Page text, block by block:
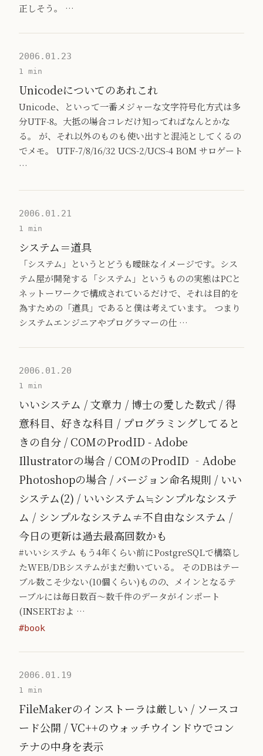
正しそう。 …
2006.01.23
1 min
Unicodeについてのあれこれ
Unicode、といって一番メジャーな文字符号化方式は多
分UTF-8。大抵の場合コレだけ知ってればなんとかな
る。 が、それ以外のものも使い出すと混沌としてくるの
でメモ。 UTF-7/8/16/32 UCS-2/UCS-4 BOM サロゲート
…
2006.01.21
1 min
システム＝道具
「システム」というとどうも曖昧なイメージです。シス
テム屋が開発する「システム」というものの実態はPCと
ネットーワークで構成されているだけで、それは目的を
為すための「道具」であると僕は考えています。 つまり
システムエンジニアやプログラマーの仕 …
2006.01.20
1 min
いいシステム / 文章力 / 博士の愛した数式 / 得
意科目、好きな科目 / プログラミングしてると
きの自分 / COMのProdID - Adobe
Illustratorの場合 / COMのProdID ‐Adobe
Photoshopの場合 / バージョン命名規則 / いい
システム(2) / いいシステム≒シンプルなシステ
ム / シンプルなシステム≠不自由なシステム /
今日の更新は過去最高回数かも
#いいシステム もう4年くらい前にPostgreSQLで構築し
たWEB/DBシステムがまだ動いている。 そのDBはテー
ブル数こそ少ない(10個くらい)ものの、メインとなるテ
ーブルには毎日数百〜数千件のデータがインポート
(INSERTおよ …
#book
2006.01.19
1 min
FileMakerのインストーラは厳しい / ソースコ
ード公開 / VC++のウォッチウインドウでコン
テナの中身を表示